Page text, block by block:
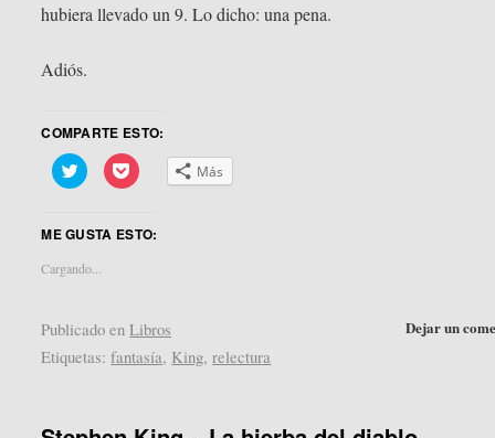
hubiera llevado un 9. Lo dicho: una pena.
Adiós.
COMPARTE ESTO:
Haz
clic
Twitter
abre
en
Haz
clic
Pocket
Más
ME GUSTA ESTO:
Cargando...
Dejar un
Publicado en Libros
Etiquetas: fantasía, King,relectura